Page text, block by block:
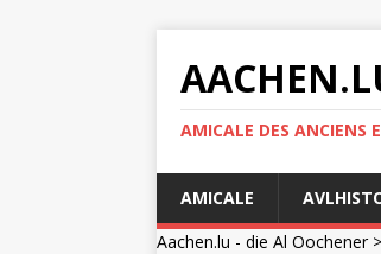
AMICALE DES ANCIENS
AMICALE
Aachen.lu - die Al Oochener